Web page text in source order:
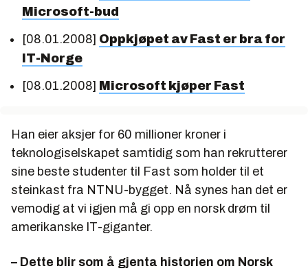
Microsoft-bud
[08.01.2008] Oppkjøpet av Fast er bra for
IT-Norge
[08.01.2008] Microsoft kjøper Fast
Han eier aksjer for 60 millioner kroner i
teknologiselskapet samtidig som han rekrutterer
sine beste studenter til Fast som holder til et
steinkast fra NTNU-bygget. Nå synes han det er
vemodig at vi igjen må gi opp en norsk drøm til
amerikanske IT-giganter.
– Dette blir som å gjenta historien om Norsk